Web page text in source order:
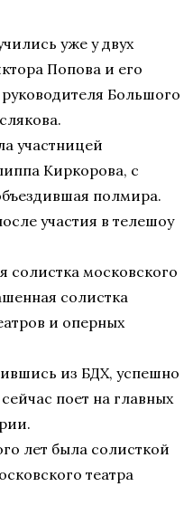
уже у двух
Попова и его
Большого
участницей
Киркорова, с
полмира.
участия в телешоу
солистка московского
солистка
и оперных
из БДХ, успешно
поет на главных
лет была солисткой
театра